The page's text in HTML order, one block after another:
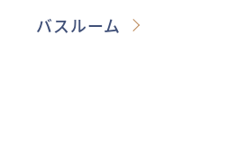
バスルーム